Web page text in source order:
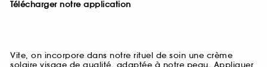
Télécharger notre application
Vite, on incorpore dans notre rituel de soin une crème